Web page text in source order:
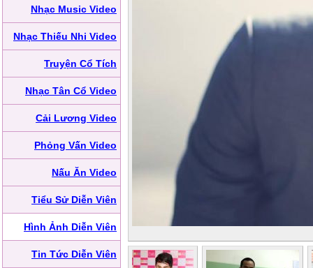
Nhạc Music Video
Nhạc Thiếu Nhi Video
Truyện Cổ Tích
Nhạc Tân Cổ Video
Cải Lương Video
Phỏng Vấn Video
Nấu Ăn Video
Tiểu Sử Diễn Viên
Hình Ảnh Diễn Viên
Tin Tức Diễn Viên